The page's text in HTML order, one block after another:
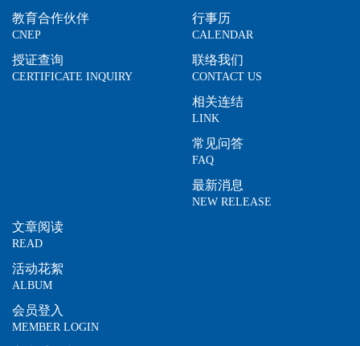
教育合作伙伴
CNEP
授证查询
CERTIFICATE INQUIRY
行事历
CALENDAR
联络我们
CONTACT US
相关连结
LINK
常见问答
FAQ
最新消息
NEW RELEASE
文章阅读
READ
活动花絮
ALBUM
会员登入
MEMBER LOGIN